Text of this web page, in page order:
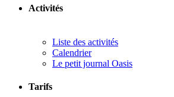
Activités
Liste des activités
Calendrier
Le petit journal Oasis
Tarifs